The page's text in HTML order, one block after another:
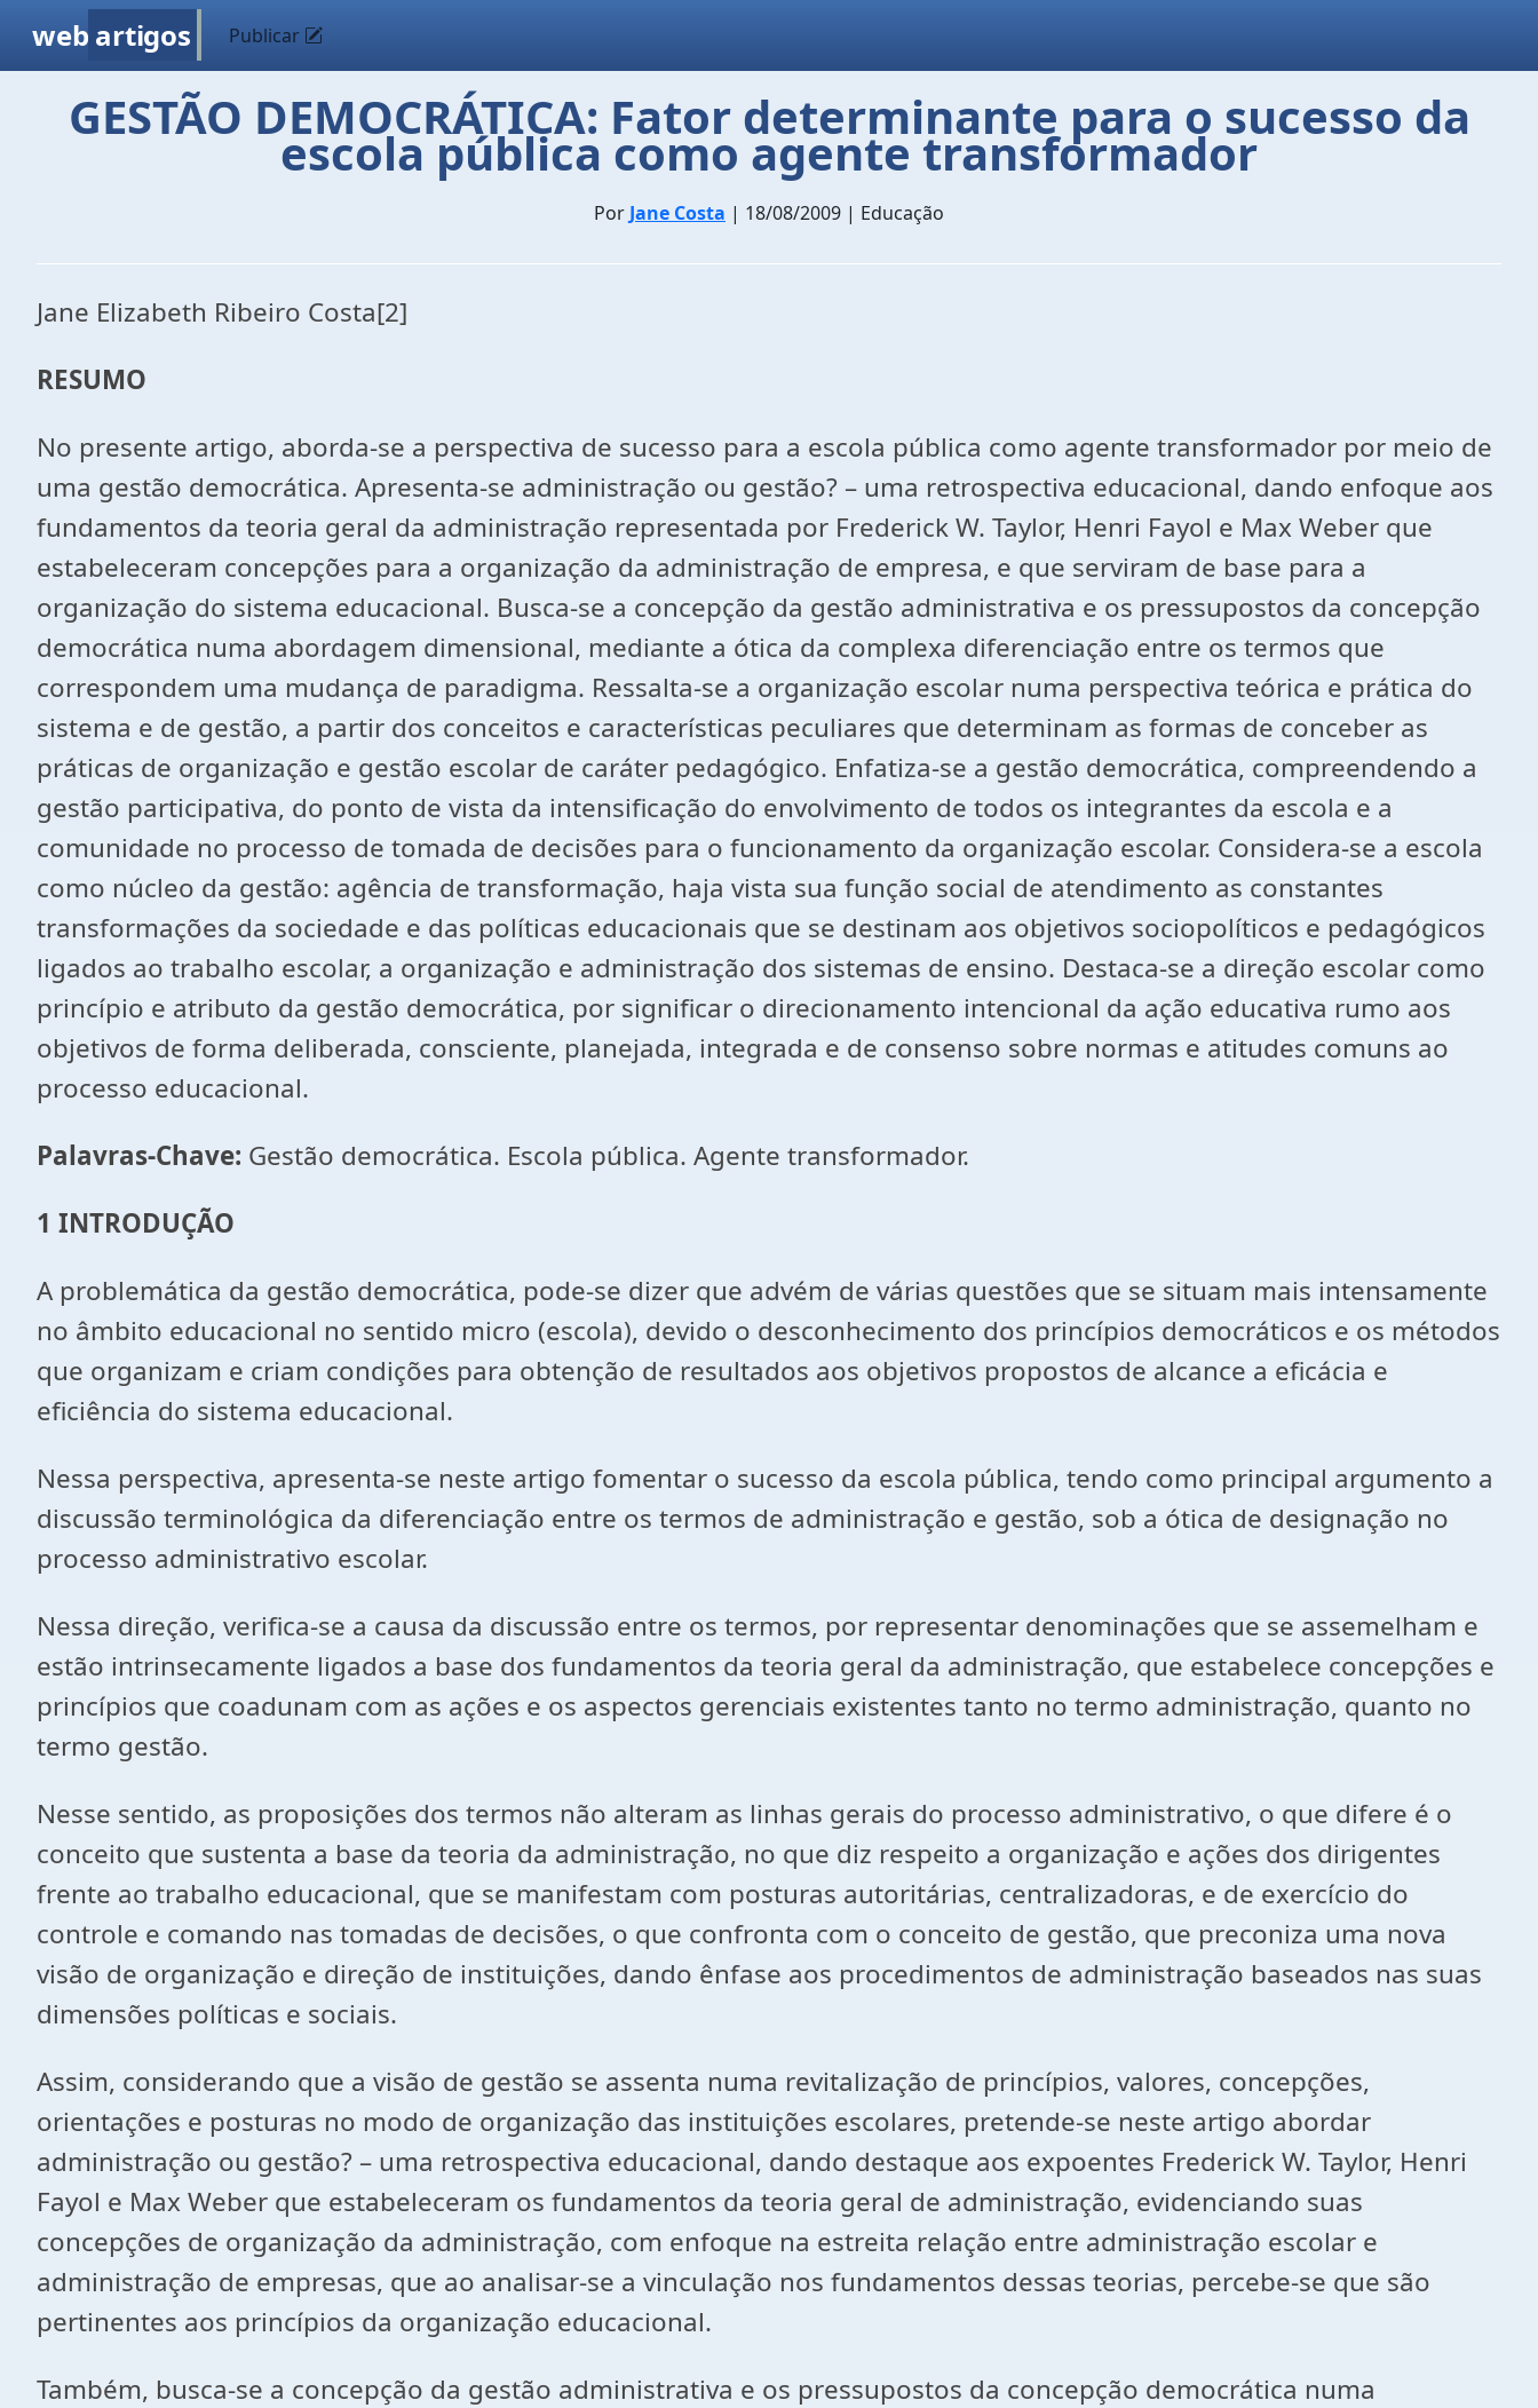
web artigos Publicar
GESTÃO DEMOCRÁTICA: Fator determinante para o sucesso da
escola pública como agente transformador
Por Jane Costa | 18/08/2009 | Educação
Jane Elizabeth Ribeiro Costa[2]
RESUMO
No presente artigo, aborda-se a perspectiva de sucesso para a escola pública como agente transformador por meio de
uma gestão democrática. Apresenta-se administração ou gestão? – uma retrospectiva educacional, dando enfoque aos
fundamentos da teoria geral da administração representada por Frederick W. Taylor, Henri Fayol e Max Weber que
estabeleceram concepções para a organização da administração de empresa, e que serviram de base para a
organização do sistema educacional. Busca-se a concepção da gestão administrativa e os pressupostos da concepção
democrática numa abordagem dimensional, mediante a ótica da complexa diferenciação entre os termos que
correspondem uma mudança de paradigma. Ressalta-se a organização escolar numa perspectiva teórica e prática do
sistema e de gestão, a partir dos conceitos e características peculiares que determinam as formas de conceber as
práticas de organização e gestão escolar de caráter pedagógico. Enfatiza-se a gestão democrática, compreendendo a
gestão participativa, do ponto de vista da intensificação do envolvimento de todos os integrantes da escola e a
comunidade no processo de tomada de decisões para o funcionamento da organização escolar. Considera-se a escola
como núcleo da gestão: agência de transformação, haja vista sua função social de atendimento as constantes
transformações da sociedade e das políticas educacionais que se destinam aos objetivos sociopolíticos e pedagógicos
ligados ao trabalho escolar, a organização e administração dos sistemas de ensino. Destaca-se a direção escolar como
princípio e atributo da gestão democrática, por significar o direcionamento intencional da ação educativa rumo aos
objetivos de forma deliberada, consciente, planejada, integrada e de consenso sobre normas e atitudes comuns ao
processo educacional.
Palavras-Chave: Gestão democrática. Escola pública. Agente transformador.
1 INTRODUÇÃO
A problemática da gestão democrática, pode-se dizer que advém de várias questões que se situam mais intensamente
no âmbito educacional no sentido micro (escola), devido o desconhecimento dos princípios democráticos e os métodos
que organizam e criam condições para obtenção de resultados aos objetivos propostos de alcance a eficácia e
eficiência do sistema educacional.
Nessa perspectiva, apresenta-se neste artigo fomentar o sucesso da escola pública, tendo como principal argumento a
discussão terminológica da diferenciação entre os termos de administração e gestão, sob a ótica de designação no
processo administrativo escolar.
Nessa direção, verifica-se a causa da discussão entre os termos, por representar denominações que se assemelham e
estão intrinsecamente ligados a base dos fundamentos da teoria geral da administração, que estabelece concepções e
princípios que coadunam com as ações e os aspectos gerenciais existentes tanto no termo administração, quanto no
termo gestão.
Nesse sentido, as proposições dos termos não alteram as linhas gerais do processo administrativo, o que difere é o
conceito que sustenta a base da teoria da administração, no que diz respeito a organização e ações dos dirigentes
frente ao trabalho educacional, que se manifestam com posturas autoritárias, centralizadoras, e de exercício do
controle e comando nas tomadas de decisões, o que confronta com o conceito de gestão, que preconiza uma nova
visão de organização e direção de instituições, dando ênfase aos procedimentos de administração baseados nas suas
dimensões políticas e sociais.
Assim, considerando que a visão de gestão se assenta numa revitalização de princípios, valores, concepções,
orientações e posturas no modo de organização das instituições escolares, pretende-se neste artigo abordar
administração ou gestão? – uma retrospectiva educacional, dando destaque aos expoentes Frederick W. Taylor, Henri
Fayol e Max Weber que estabeleceram os fundamentos da teoria geral de administração, evidenciando suas
concepções de organização da administração, com enfoque na estreita relação entre administração escolar e
administração de empresas, que ao analisar-se a vinculação nos fundamentos dessas teorias, percebe-se que são
pertinentes aos princípios da organização educacional.
Também, busca-se a concepção da gestão administrativa e os pressupostos da concepção democrática numa